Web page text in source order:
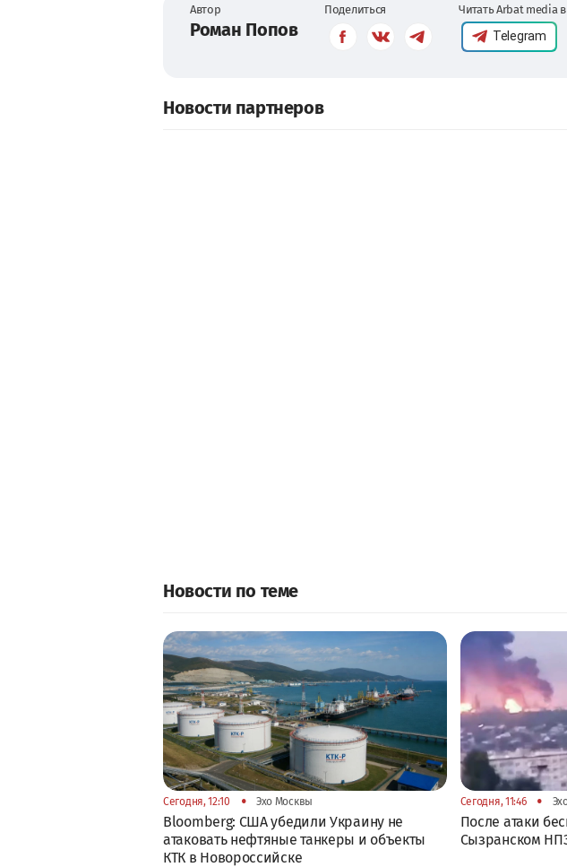
Автор
Роман Попов
Поделиться Читать Arbat media в
Telegram
Новости партнеров
Новости по теме
Сегодня, 12:10 • Эхо Москвы
Bloomberg: США убедили Украину не
атаковать нефтяные танкеры и объекты
КТК в Новороссийске
Сегодня, 11:46 •
После атаки
Сызранском